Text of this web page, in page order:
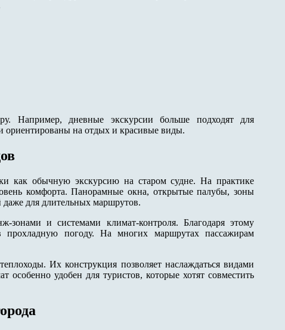
Например, дневные экскурсии больше подходят для
ориентированы на отдых и красивые виды.
как обычную экскурсию на старом судне. На практике
комфорта. Панорамные окна, открытые палубы, зоны
для длительных маршрутов.
зонами и системами климат-контроля. Благодаря этому
погоду. На многих маршрутах пассажирам
Их конструкция позволяет наслаждаться видами
особенно удобен для туристов, которые хотят совместить